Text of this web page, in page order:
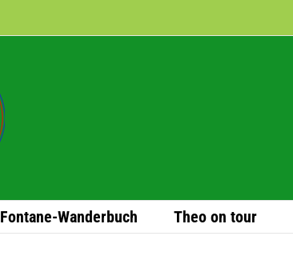
Fon­­tane-Wan­­der­­buch Theo on tour